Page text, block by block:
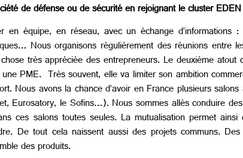
de défense ou de sécurité en rejoignant le cluster
équipe, en réseau, avec un échange d’informations
Nous organisons régulièrement des réunions entre
très appréciée des entrepreneurs. Le deuxième atout
PME. Très souvent, elle va limiter son ambition
Nous avons la chance d’avoir en France plusieurs
Eurosatory, le Sofins…). Nous sommes allés conduire
ces salons toutes seules. La mutualisation permet
De tout cela naissent aussi des projets communs.
des produits.